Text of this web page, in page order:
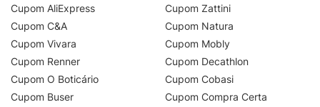
Cupom AliExpress
Cupom C&A
Cupom Vivara
Cupom Renner
Cupom O Boticário
Cupom Buser
Cupom Zattini
Cupom Natura
Cupom Mobly
Cupom Decathlon
Cupom Cobasi
Cupom Compra Certa